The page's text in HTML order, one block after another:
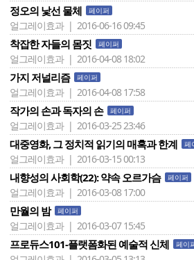
정오의 낯선 물체 페이퍼
얼그레이효과 | 2016-06-16 09:45
착잡한 자들의 몸짓 페이퍼
얼그레이효과 | 2016-04-08 18:02
가지 저널리즘 페이퍼
얼그레이효과 | 2016-04-08 17:58
작가의 손과 독자의 손 페이퍼
얼그레이효과 | 2016-03-25 23:46
대중영화, 그 정치적 읽기의 매혹과 한계 페
얼그레이효과 | 2016-03-15 00:13
내향성의 사회학(22): 약속 오르가슴 페이퍼
얼그레이효과 | 2016-03-08 17:00
만월의 밤 페이퍼
얼그레이효과 | 2016-03-07 15:45
프로듀스101-플랫폼화된 예술적 신체 페이